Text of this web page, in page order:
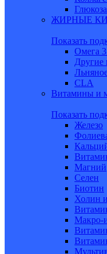
ЖИРНЫЕ
Показать
Омега
Другие
CLA
Витамины и
Показать
Железо
Магний
Селен
Биотин
Холин
Макро-